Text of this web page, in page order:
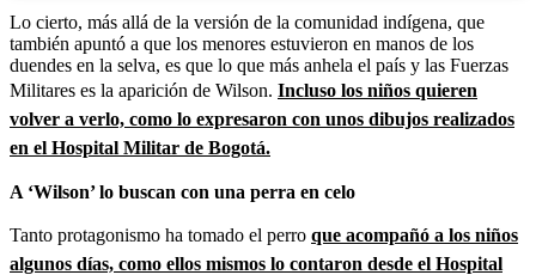
Lo cierto, más allá de la versión de la comunidad indígena, que
también apuntó a que los menores estuvieron en manos de los
duendes en la selva, es que lo que más anhela el país y las Fuerzas
Militares es la aparición de Wilson. Incluso los niños quieren
volver a verlo, como lo expresaron con unos dibujos realizados
en el Hospital Militar de Bogotá.
A ‘Wilson’ lo buscan con una perra en celo
Tanto protagonismo ha tomado el perro que acompañó a los niños
algunos días, como ellos mismos lo contaron desde el Hospital